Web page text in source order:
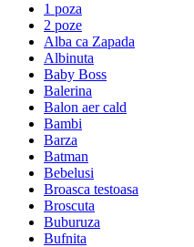
1 poza
2 poze
Alba ca Zapada
Albinuta
Baby Boss
Balerina
Balon aer cald
Bambi
Barza
Batman
Bebelusi
Broasca testoasa
Broscuta
Buburuza
Bufnita